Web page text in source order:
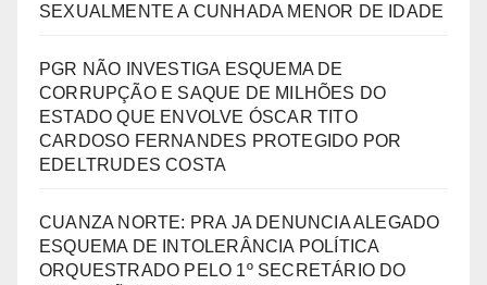
SEXUALMENTE A CUNHADA MENOR DE IDADE
PGR NÃO INVESTIGA ESQUEMA DE
CORRUPÇÃO E SAQUE DE MILHÕES DO
ESTADO QUE ENVOLVE ÓSCAR TITO
CARDOSO FERNANDES PROTEGIDO POR
EDELTRUDES COSTA
CUANZA NORTE: PRA JA DENUNCIA ALEGADO
ESQUEMA DE INTOLERÂNCIA POLÍTICA
ORQUESTRADO PELO 1º SECRETÁRIO DO